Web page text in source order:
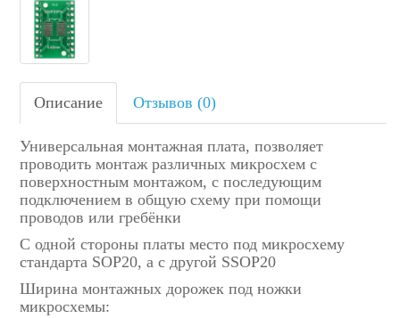
Описание Отзывов (0)
Универсальная монтажная плата, позволяет
проводить монтаж различных микросхем с
поверхностным монтажом, с последующим
подключением в общую схему при помощи
проводов или гребёнки
С одной стороны платы место под микросхему
стандарта SOP20, а с другой SSOP20
Ширина монтажных дорожек под ножки
микросхемы: